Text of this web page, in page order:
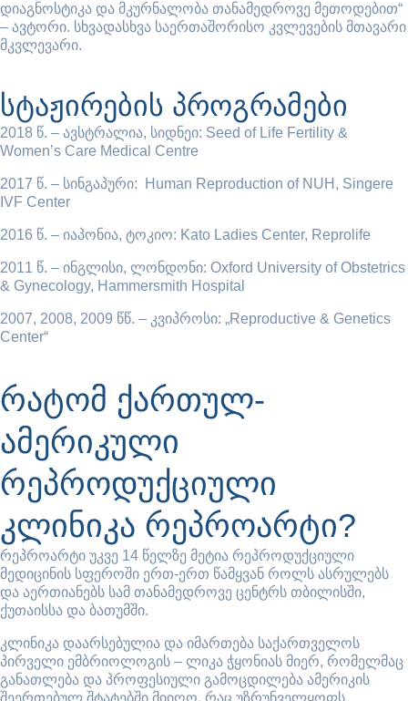
დიაგნოსტიკა და მკურნალობა თანამედროვე მეთოდებით“
– ავტორი. სხვადასხვა საერთაშორისო კვლევების მთავარი
მკვლევარი.
სტაჟირების პროგრამები
2018 წ. – ავსტრალია, სიდნეი: Seed of Life Fertility &
Women’s Care Medical Centre
2017 წ. – სინგაპური: Human Reproduction of NUH, Singere
IVF Center
2016 წ. – იაპონია, ტოკიო: Kato Ladies Center, Reprolife
2011 წ. – ინგლისი, ლონდონი: Oxford University of Obstetrics
& Gynecology, Hammersmith Hospital
2007, 2008, 2009 წწ. – კვიპროსი: „Reproductive & Genetics
Center“
რატომ ქართულ-
ამერიკული
რეპროდუქციული
კლინიკა რეპროარტი?
რეპროარტი უკვე 14 წელზე მეტია რეპროდუქციული
მედიცინის სფეროში ერთ-ერთ წამყვან როლს ასრულებს
და აერთიანებს სამ თანამედროვე ცენტრს თბილისში,
ქუთაისსა და ბათუმში.
კლინიკა დაარსებულია და იმართება საქართველოს
პირველი ემბრიოლოგის – ლიკა ჭყონიას მიერ, რომელმაც
განათლება და პროფესიული გამოცდილება ამერიკის
შეერთებულ შტატებში მიიღო, რაც უზრუნველყოფს